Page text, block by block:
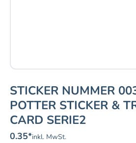
STICKER NUMMER
POTTER STICKER &
CARD SERIE2
0.35*inkl. MwSt.